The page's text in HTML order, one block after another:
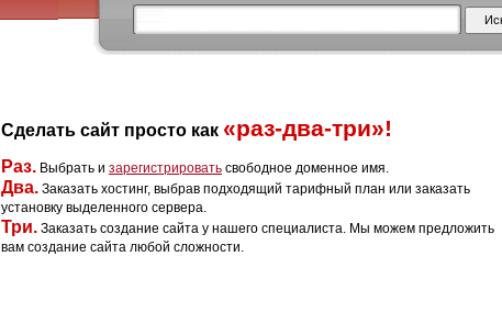
Сделать сайт просто как «раз-два-три»!
Раз. Выбрать и зарегистрировать свободное доменное имя.
Два. Заказать хостинг, выбрав подходящий тарифный план или заказать
установку выделенного сервера.
Три. Заказать создание сайта у нашего специалиста. Мы можем предложить
вам создание сайта любой сложности.